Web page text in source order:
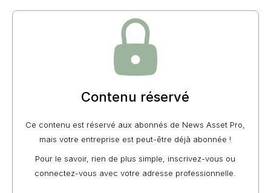
Contenu réservé
Ce contenu est réservé aux abonnés de News Asset Pro,
mais votre entreprise est peut-être déjà abonnée !
Pour le savoir, rien de plus simple, inscrivez-vous ou
connectez-vous avec votre adresse professionnelle.